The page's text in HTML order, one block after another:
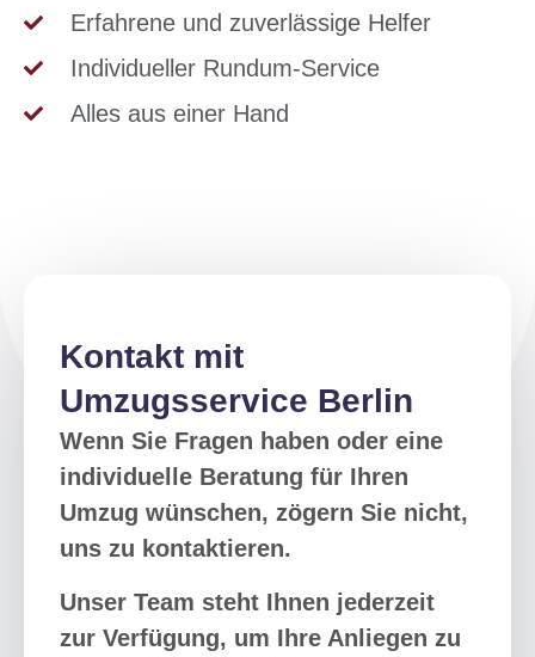
Erfahrene und zuverlässige Helfer
Individueller Rundum-Service
Alles aus einer Hand
Kontakt mit
Umzugsservice Berlin
Wenn Sie Fragen haben oder eine
individuelle Beratung für Ihren
Umzug wünschen, zögern Sie nicht,
uns zu kontaktieren.
Unser Team steht Ihnen jederzeit
zur Verfügung, um Ihre Anliegen zu